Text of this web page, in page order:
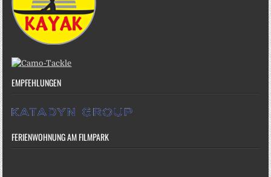
EMPFEHLUNGEN
FERIENWOHNUNG AM FILMPARK